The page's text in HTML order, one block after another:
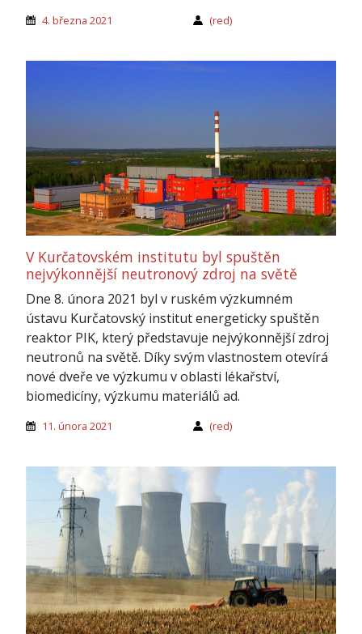
4. března 2021 (red)
V Kurčatovském institutu byl spuštěn
nejvýkonnější neutronový zdroj na světě
Dne 8. února 2021 byl v ruském výzkumném
ústavu Kurčatovský institut energeticky spuštěn
reaktor PIK, který představuje nejvýkonnější zdroj
neutronů na světě. Díky svým vlastnostem otevírá
nové dveře ve výzkumu v oblasti lékařství,
biomedicíny, výzkumu materiálů ad.
11. února 2021 (red)